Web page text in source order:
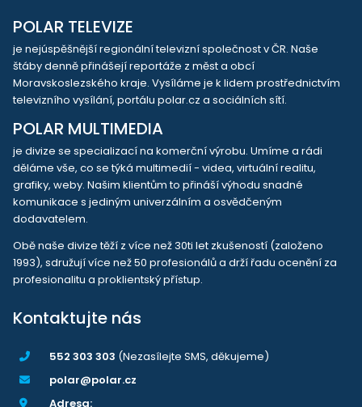
POLAR TELEVIZE
je nejúspěšnější regionální televizní společnost v ČR. Naše
štáby denně přinášejí reportáže z měst a obcí
Moravskoslezského kraje. Vysíláme je k lidem prostřednictvím
televizního vysílání, portálu polar.cz a sociálních sítí.
POLAR MULTIMEDIA
je divize se specializací na komerční výrobu. Umíme a rádi
děláme vše, co se týká multimedií - videa, virtuální realitu,
grafiky, weby. Našim klientům to přináší výhodu snadné
komunikace s jediným univerzálním a osvědčeným
dodavatelem.
Obě naše divize těží z více než 30ti let zkušeností (založeno
1993), sdružují více než 50 profesionálů a drží řadu ocenění za
profesionalitu a proklientský přístup.
Kontaktujte nás
552 303 303 (Nezasílejte SMS, děkujeme)
polar@polar.cz
Adresa: